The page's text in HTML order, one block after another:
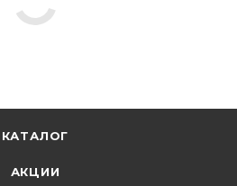
КАТАЛОГ
АКЦИИ